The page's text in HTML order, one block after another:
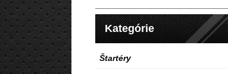
Kategórie
Štartéry